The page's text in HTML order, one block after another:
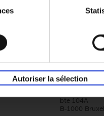
Autoriser la sélection
nous?
Éditions Racine
Tour & Taxis
bte 104A
B-1000